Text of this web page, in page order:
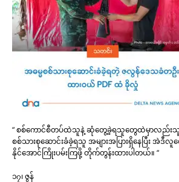
“ စစ်ကောင်စီတပ်ထဲသူနဲ့ ဆုံတွေ့ခဲ့ရသူတွေထဲမှာလည်း
စစ်သားစုဆောင်းခံခဲ့ရသူ အများအပြားရှိနေပြီး
နိုင်အောင်ကြိုးပမ်းကြဖို့ တိုက်တွန်းထားပါတယ်။ “
၁၇၊ ဇွန်